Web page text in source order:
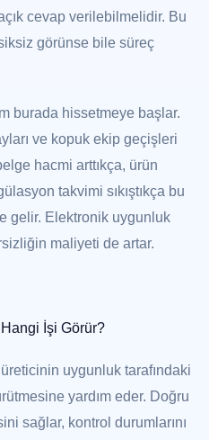
cevap verilebilmelidir. Bu
görünse bile süreç
burada hissetmeye başlar.
ve kopuk ekip geçişleri
hacmi arttıkça, ürün
takvimi sıkıştıkça bu
gelir. Elektronik uygunluk
maliyeti de artar.
İşi Görür?
uygunluk tarafındaki
yardım eder. Doğru
sağlar, kontrol durumlarını